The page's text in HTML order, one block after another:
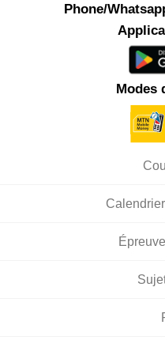
Phone/
Modes